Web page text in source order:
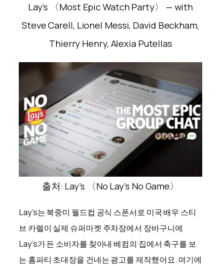
Lay’s 〈Most Epic Watch Party〉 — with
Steve Carell, Lionel Messi, David Beckham,
Thierry Henry, Alexia Putellas
출처: Lay’s 〈No Lay’s No Game〉
Lay’s는 북중미 월드컵 공식 스폰서로 미국 배우 스티
브 카렐이 실제 슈퍼마켓 주차장에서 장바구니에
Lay’s가 든 소비자를 찾아내 베컴의 집에서 축구를 보
는 홈파티 초대장을 건네는 광고를 제작했어요. 여기에